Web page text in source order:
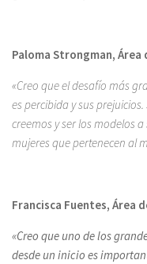
Paloma Strongman, Área
«Creo que el desafío más
es percibida y sus
creemos y ser los modelos
mujeres que pertenecen al
Francisca Fuentes, Área
«Creo que uno de los
desde un inicio es